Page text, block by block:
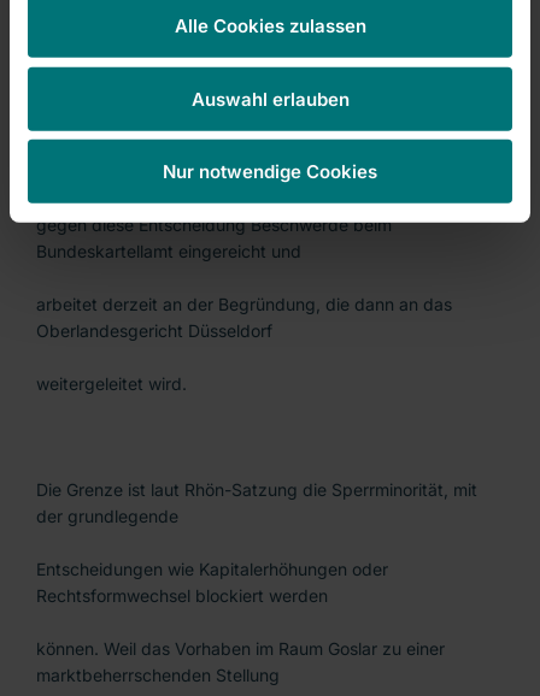
Alle Cookies zulassen
Auswahl erlauben
Nur notwendige Cookies
geltende Sperrminorität aufstocken. Damit kann Asklepios-
Broermann jede Übernahme von Rhön blockieren. Rhön-
Klinikum hatte am 12. April
gegen diese Entscheidung Beschwerde beim
Bundeskartellamt eingereicht und
arbeitet derzeit an der Begründung, die dann an das
Oberlandesgericht Düsseldorf
weitergeleitet wird.
Die Grenze ist laut Rhön-Satzung die Sperrminorität, mit
der grundlegende
Entscheidungen wie Kapitalerhöhungen oder
Rechtsformwechsel blockiert werden
können. Weil das Vorhaben im Raum Goslar zu einer
marktbeherrschenden Stellung